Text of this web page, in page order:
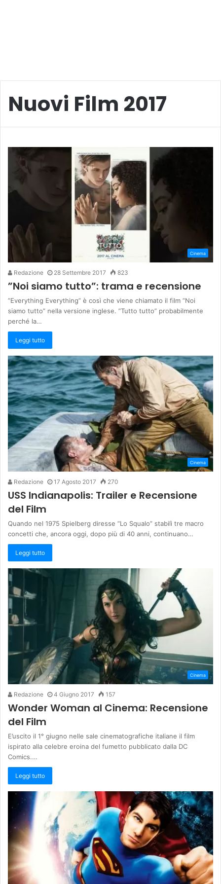
Nuovi Film 2017
Cinema
Redazione 28 Settembre 2017 823
”Noi siamo tutto”: trama e recensione
”Everything Everything” è così che viene chiamato il film ”Noi
siamo tutto” nella versione inglese. ”Tutto tutto” probabilmente
perché la…
Leggi tutto
Cinema
Redazione 17 Agosto 2017 270
USS Indianapolis: Trailer e Recensione
del Film
Quando nel 1975 Spielberg diresse “Lo Squalo” stabilì tre macro
concetti che, ancora oggi, dopo più di 40 anni, continuano…
Leggi tutto
Cinema
Redazione 4 Giugno 2017 157
Wonder Woman al Cinema: Recensione
del Film
E’uscito il 1° giugno nelle sale cinematografiche italiane il film
ispirato alla celebre eroina del fumetto pubblicato dalla DC
Comics.…
Leggi tutto